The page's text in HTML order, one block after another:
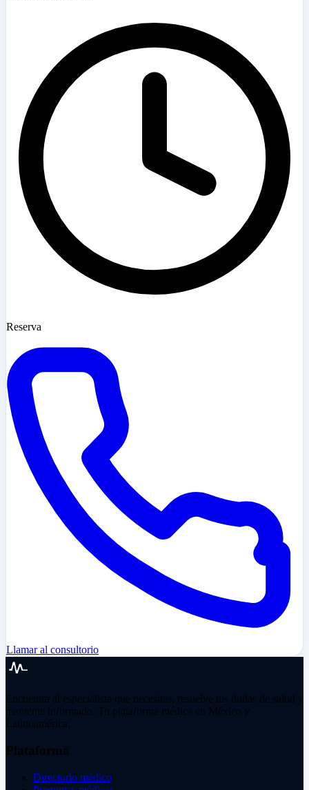
Reserva
Llamar al consultorio
Encuentra al especialista que necesitas, resuelve tus dudas de salud y
mantente informado. Tu plataforma médica en México y
Latinoamérica.
Plataforma
Directorio médico